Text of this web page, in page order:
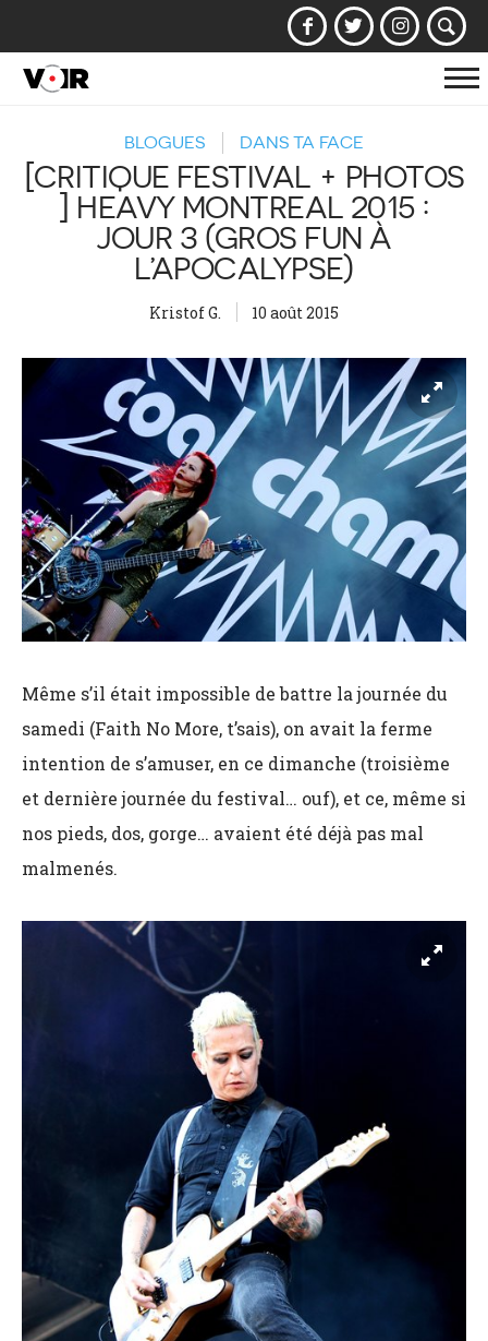
BLOGUES DANS TA FACE
[CRITIQUE FESTIVAL + PHOTOS
] HEAVY MONTREAL 2015 :
JOUR 3 (GROS FUN À
L’APOCALYPSE)
Kristof G. 10 août 2015
Même s’il était impossible de battre la journée du
samedi (Faith No More, t’sais), on avait la ferme
intention de s’amuser, en ce dimanche (troisième
et dernière journée du festival… ouf), et ce, même si
nos pieds, dos, gorge… avaient été déjà pas mal
malmenés.